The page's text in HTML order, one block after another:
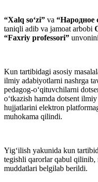
“Xalq so‘zi” va “Народное
taniqli adib va jamoat arbobi
“Faxriy professori”
Kun tartibidagi asosiy
ilmiy adabiyotlarni nashrga
pedagog-o‘qituvchilarni
o‘tkazish hamda dotsent
hujjatlarini elektron
muhokama qilindi.
Yig‘ilish yakunida kun
tegishli qarorlar qabul qilinib,
muddatlari belgilab berildi.